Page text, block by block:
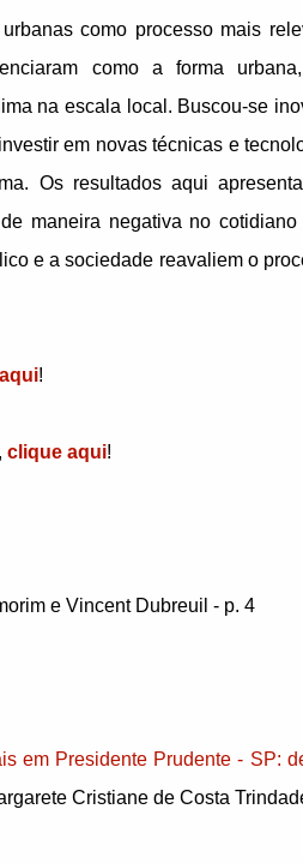
como processo mais
como a forma
na escala local. Buscou-se
em novas técnicas e
Os resultados aqui
maneira negativa no
e a sociedade reavaliem o
!
clique aqui!
e Vincent Dubreuil - p. 4
em Presidente Prudente - SP:
Cristiane de Costa